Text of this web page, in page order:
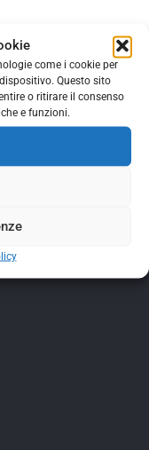
come i cookie per
Questo sito
o ritirare il consenso
e funzioni.